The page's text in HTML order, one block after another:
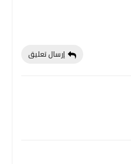
إرسال تعليق